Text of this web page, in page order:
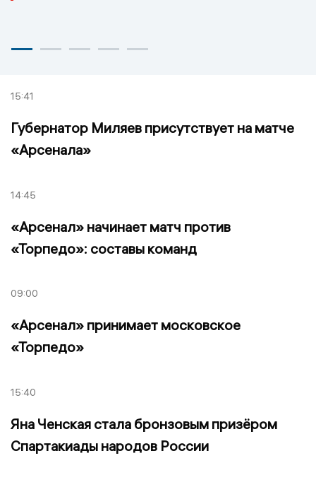
15:41
Губернатор Миляев присутствует на матче
«Арсенала»
14:45
«Арсенал» начинает матч против
«Торпедо»: составы команд
09:00
«Арсенал» принимает московское
«Торпедо»
15:40
Яна Ченская стала бронзовым призёром
Спартакиады народов России